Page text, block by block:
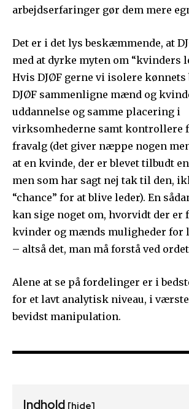
arbejdserfaringer gør dem mere
Det er i det lys beskæmmende, at
med at dyrke myten om “kvinders
Hvis DJØF gerne vi isolere kønnets
DJØF sammenligne mænd og
uddannelse og samme placering i
virksomhederne samt kontrollere
fravalg (det giver næppe nogen
at en kvinde, der er blevet tilbudt
men som har sagt nej tak til den,
“chance” for at blive leder). En
kan sige noget om, hvorvidt der er
kvinder og mænds muligheder for
– altså det, man må forstå ved ordet
Alene at se på fordelinger er i
for et lavt analytisk niveau, i
bevidst manipulation.
Indhold [hide]